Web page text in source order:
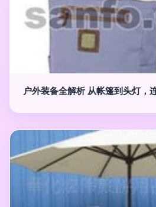
户外装备全解析 从帐篷到头灯，